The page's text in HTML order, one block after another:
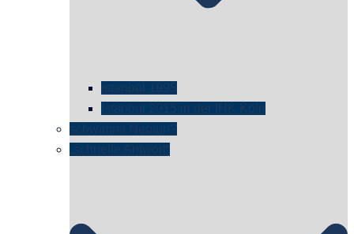
istanbul 1995
Istanbul 2015 in der IHK Köln
schwimmt Neptun?
„schnelle Antwort“